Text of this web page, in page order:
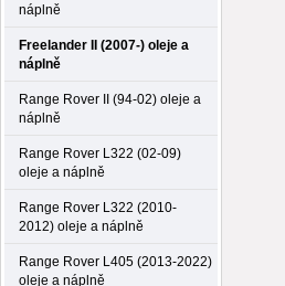
náplně
Freelander II (2007-) oleje a
náplně
Range Rover II (94-02) oleje a
náplně
Range Rover L322 (02-09)
oleje a náplně
Range Rover L322 (2010-
2012) oleje a náplně
Range Rover L405 (2013-2022)
oleje a náplně